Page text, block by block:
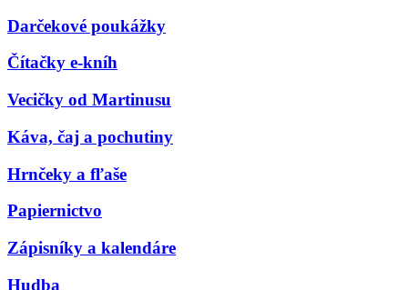
Darčekové poukážky
Čítačky e-kníh
Vecičky od Martinusu
Káva, čaj a pochutiny
Hrnčeky a fľaše
Papiernictvo
Zápisníky a kalendáre
Hudba